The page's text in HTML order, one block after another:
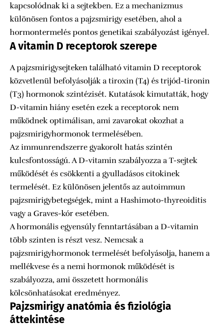
kapcsolódnak ki a sejtekben. Ez a mechanizmus
különösen fontos a pajzsmirigy esetében, ahol a
hormontermelés pontos genetikai szabályozást igényel.
A vitamin D receptorok szerepe
A pajzsmirigysejteken található vitamin D receptorok
közvetlenül befolyásolják a tiroxin (T4) és trijód-tironin
(T3) hormonok szintézisét. Kutatások kimutatták, hogy
D-vitamin hiány esetén ezek a receptorok nem
működnek optimálisan, ami zavarokat okozhat a
pajzsmirigyhormonok termelésében.
Az immunrendszerre gyakorolt hatás szintén
kulcsfontosságú. A D-vitamin szabályozza a T-sejtek
működését és csökkenti a gyulladásos citokinek
termelését. Ez különösen jelentős az autoimmun
pajzsmirigybetegségek, mint a Hashimoto-thyreoiditis
vagy a Graves-kór esetében.
A hormonális egyensúly fenntartásában a D-vitamin
több szinten is részt vesz. Nemcsak a
pajzsmirigyhormonok termelését befolyásolja, hanem a
mellékvese és a nemi hormonok működését is
szabályozza, ami összetett hormonális
kölcsönhatásokat eredményez.
Pajzsmirigy anatómia és fiziológia
áttekintése